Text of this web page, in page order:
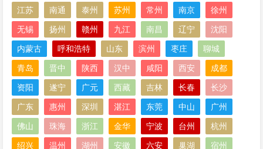
江苏 南通 泰州 苏州 常州 南京 徐州
无锡 扬州 赣州 九江 南昌 辽宁 沈阳
内蒙古 呼和浩特 山东 滨州 枣庄 聊城
青岛 晋中 陕西 汉中 咸阳 西安 成都
资阳 遂宁 广元 西藏 吉林 长春 长沙
广东 惠州 深圳 湛江 东莞 中山 广州
佛山 珠海 浙江 金华 宁波 台州 杭州
绍兴 温州 湖州 安徽 六安 巢湖 宿州